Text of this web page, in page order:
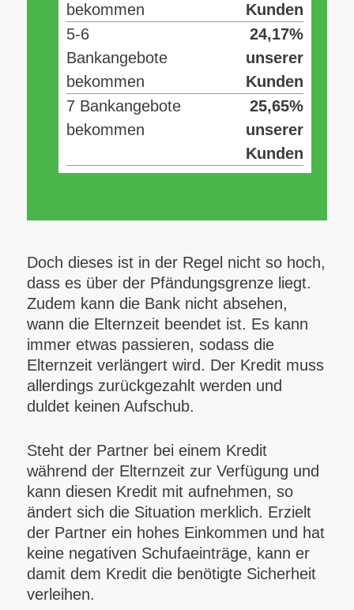
bekommen
Kunden
5-6
Bankangebote
bekommen
24,17%
unserer
Kunden
7 Bankangebote
bekommen
25,65%
unserer
Kunden
Doch dieses ist in der Regel nicht so hoch,
dass es über der Pfändungsgrenze liegt.
Zudem kann die Bank nicht absehen,
wann die Elternzeit beendet ist. Es kann
immer etwas passieren, sodass die
Elternzeit verlängert wird. Der Kredit muss
allerdings zurückgezahlt werden und
duldet keinen Aufschub.
Steht der Partner bei einem Kredit
während der Elternzeit zur Verfügung und
kann diesen Kredit mit aufnehmen, so
ändert sich die Situation merklich. Erzielt
der Partner ein hohes Einkommen und hat
keine negativen Schufaeinträge, kann er
damit dem Kredit die benötigte Sicherheit
verleihen.